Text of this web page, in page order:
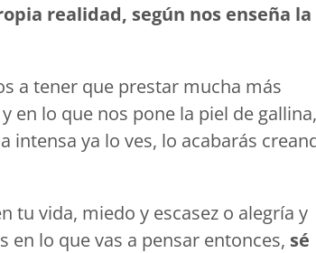
realidad, según nos enseña la
a tener que prestar mucha más
en lo que nos pone la piel de gallina,
intensa ya lo ves, lo acabarás
tu vida, miedo y escasez o alegría y
en lo que vas a pensar entonces, sé